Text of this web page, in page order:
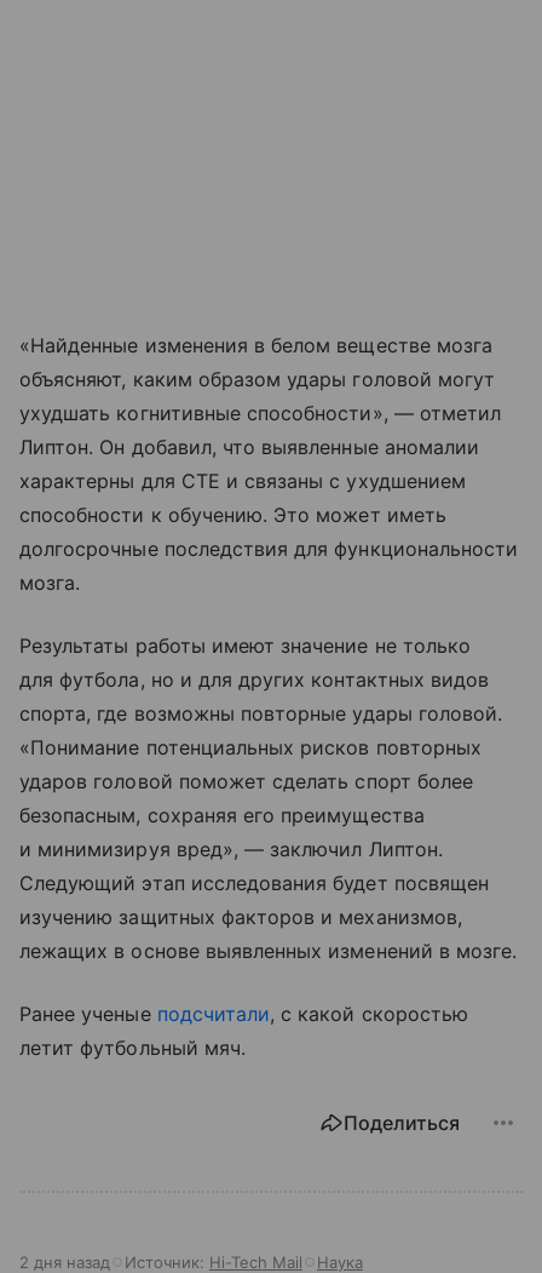
«Найденные изменения в белом веществе мозга
объясняют, каким образом удары головой могут
ухудшать когнитивные способности», — отметил
Липтон. Он добавил, что выявленные аномалии
характерны для CTE и связаны с ухудшением
способности к обучению. Это может иметь
долгосрочные последствия для функциональности
мозга.
Результаты работы имеют значение не только
для футбола, но и для других контактных видов
спорта, где возможны повторные удары головой.
«Понимание потенциальных рисков повторных
ударов головой поможет сделать спорт более
безопасным, сохраняя его преимущества
и минимизируя вред», — заключил Липтон.
Следующий этап исследования будет посвящен
изучению защитных факторов и механизмов,
лежащих в основе выявленных изменений в мозге.
Ранее ученые подсчитали, с какой скоростью
летит футбольный мяч.
Поделиться
2 дня назад Источник: Hi-Tech Mail Наука